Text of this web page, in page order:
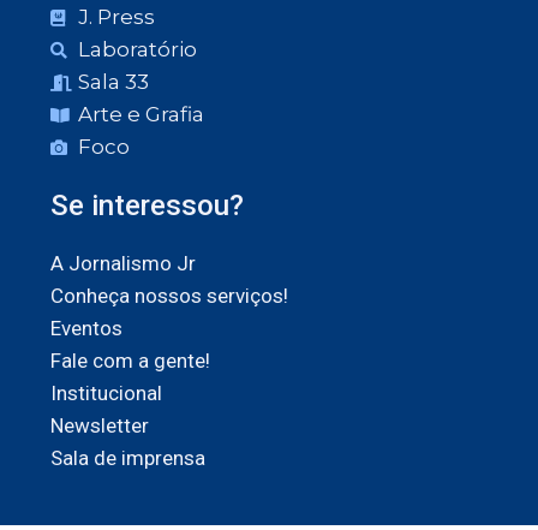
J. Press
Laboratório
Sala 33
Arte e Grafia
Foco
Se interessou?
A Jornalismo Jr
Conheça nossos serviços!
Eventos
Fale com a gente!
Institucional
Newsletter
Sala de imprensa